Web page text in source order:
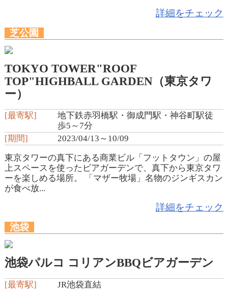
詳細をチェック
芝公園
TOKYO TOWER"ROOF
TOP"HIGHBALL GARDEN（東京タワ
ー）
[最寄駅]
地下鉄赤羽橋駅・御成門駅・神谷町駅徒
歩5～7分
[期間]
2023/04/13～10/09
東京タワーの真下にある商業ビル「フットタウン」の屋
上スペースを使ったビアガーデンで、真下から東京タワ
ーを楽しめる場所。 「マザー牧場」名物のジンギスカン
が食べ放...
詳細をチェック
池袋
池袋パルコ コリアンBBQビアガーデン
[最寄駅]
JR池袋直結